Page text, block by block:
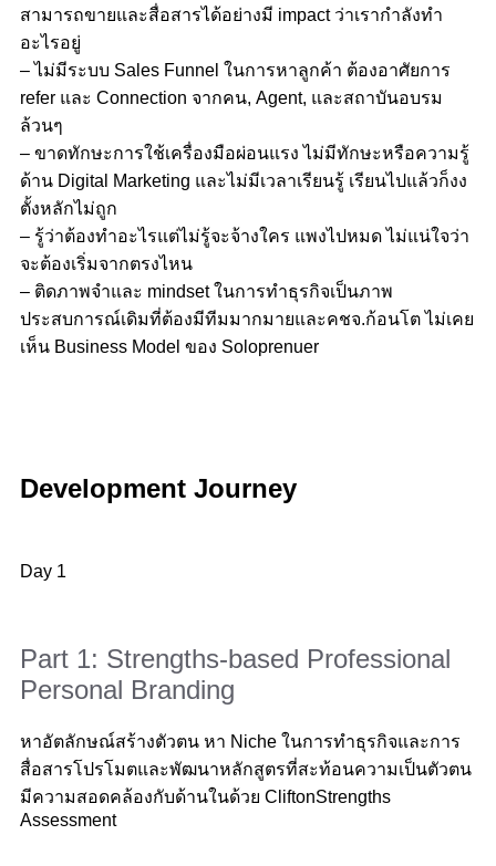
สามารถขายและสื่อสารได้อย่างมี impact ว่าเรากำลังทำ
อะไรอยู่
– ไม่มีระบบ Sales Funnel ในการหาลูกค้า ต้องอาศัยการ
refer และ Connection จากคน, Agent, และสถาบันอบรม
ล้วนๆ
– ขาดทักษะการใช้เครื่องมือผ่อนแรง ไม่มีทักษะหรือความรู้
ด้าน Digital Marketing และไม่มีเวลาเรียนรู้ เรียนไปแล้วก็งง
ตั้งหลักไม่ถูก
– รู้ว่าต้องทำอะไรแต่ไม่รู้จะจ้างใคร แพงไปหมด ไม่แน่ใจว่า
จะต้องเริ่มจากตรงไหน
– ติดภาพจำและ mindset ในการทำธุรกิจเป็นภาพ
ประสบการณ์เดิมที่ต้องมีทีมมากมายและคชจ.ก้อนโต ไม่เคย
เห็น Business Model ของ Soloprenuer
Development Journey
Day 1
Part 1: Strengths-based Professional
Personal Branding
หาอัตลักษณ์สร้างตัวตน หา Niche ในการทำธุรกิจและการ
สื่อสารโปรโมตและพัฒนาหลักสูตรที่สะท้อนความเป็นตัวตน
มีความสอดคล้องกับด้านในด้วย CliftonStrengths
Assessment